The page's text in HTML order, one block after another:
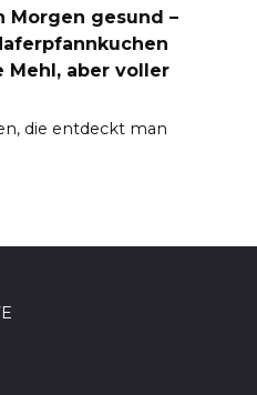
Morgen gesund –
Mehl, aber voller
die entdeckt man